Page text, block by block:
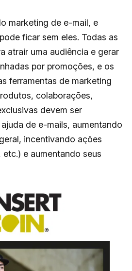
marketing de e-mail, e
ficar sem eles. Todas as
atrair uma audiência e gerar
por promoções, e os
ferramentas de marketing
colaborações,
devem ser
de e-mails, aumentando
incentivando ações
e aumentando seus